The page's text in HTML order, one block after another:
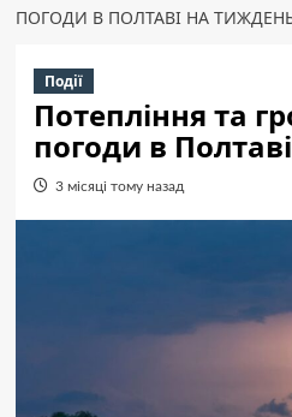
ПОГОДИ В ПОЛТАВІ НА
Події
Потепління та
погоди в
3 місяці тому назад